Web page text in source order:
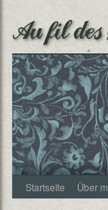
Au fil des
Startseite Über